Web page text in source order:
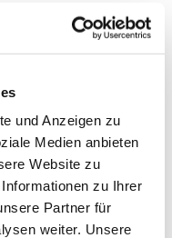
und Anzeigen zu
Medien anbieten
Website zu
zu Ihrer
Partner für
weiter. Unsere
Ihnen eine
460 16 35 – oder
sich für unser
Magazin
registriert und